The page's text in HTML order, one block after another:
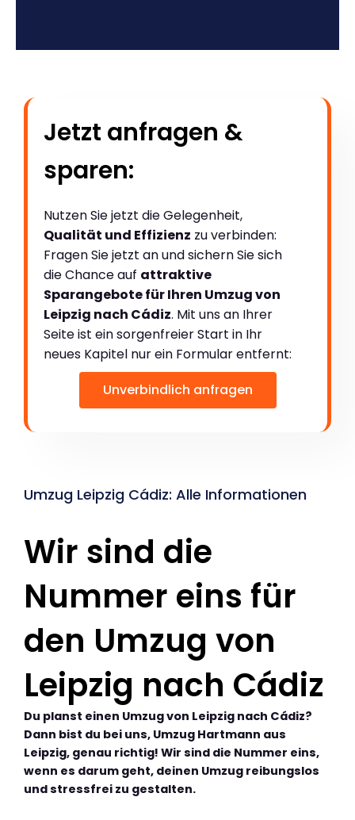
Jetzt anfragen &
sparen:
Nutzen Sie jetzt die Gelegenheit,
Qualität und Effizienz zu verbinden:
Fragen Sie jetzt an und sichern Sie sich
die Chance auf attraktive
Sparangebote für Ihren Umzug von
Leipzig nach Cádiz. Mit uns an Ihrer
Seite ist ein sorgenfreier Start in Ihr
neues Kapitel nur ein Formular entfernt:
Unverbindlich anfragen
Umzug Leipzig Cádiz: Alle Informationen
Wir sind die
Nummer eins für
den Umzug von
Leipzig nach Cádiz
Du planst einen Umzug von Leipzig nach Cádiz?
Dann bist du bei uns, Umzug Hartmann aus
Leipzig, genau richtig! Wir sind die Nummer eins,
wenn es darum geht, deinen Umzug reibungslos
und stressfrei zu gestalten.